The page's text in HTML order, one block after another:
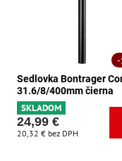
Sedlovka Bontrager
31.6/8/400mm čierna
SKLADOM
24,99 €
20,32 € bez DPH